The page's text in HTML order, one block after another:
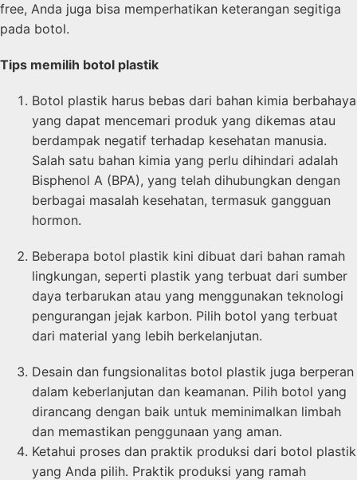
free, Anda juga bisa memperhatikan keterangan segitiga
pada botol.
Tips memilih botol plastik
Botol plastik harus bebas dari bahan kimia berbahaya
yang dapat mencemari produk yang dikemas atau
berdampak negatif terhadap kesehatan manusia.
Salah satu bahan kimia yang perlu dihindari adalah
Bisphenol A (BPA), yang telah dihubungkan dengan
berbagai masalah kesehatan, termasuk gangguan
hormon.
Beberapa botol plastik kini dibuat dari bahan ramah
lingkungan, seperti plastik yang terbuat dari sumber
daya terbarukan atau yang menggunakan teknologi
pengurangan jejak karbon. Pilih botol yang terbuat
dari material yang lebih berkelanjutan.
Desain dan fungsionalitas botol plastik juga berperan
dalam keberlanjutan dan keamanan. Pilih botol yang
dirancang dengan baik untuk meminimalkan limbah
dan memastikan penggunaan yang aman.
Ketahui proses dan praktik produksi dari botol plastik
yang Anda pilih. Praktik produksi yang ramah